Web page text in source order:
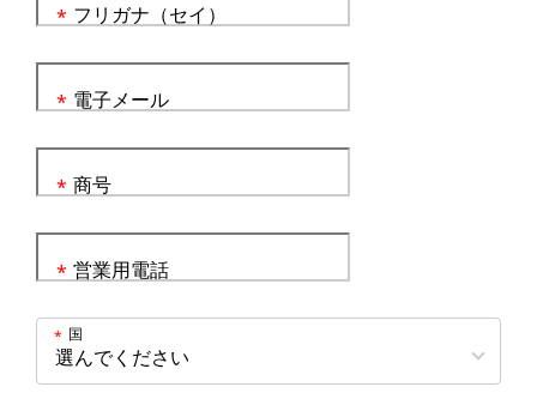
フリガナ（セイ）
*
電子メール
*
商号
*
営業用電話
*
国
*